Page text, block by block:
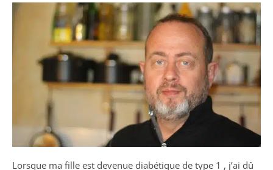
Lorsque ma fille est devenue diabétique de type 1 , j’ai dû